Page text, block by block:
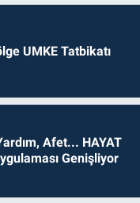
UMKE Tatbikatı
Afet... HAYAT
Genişliyor